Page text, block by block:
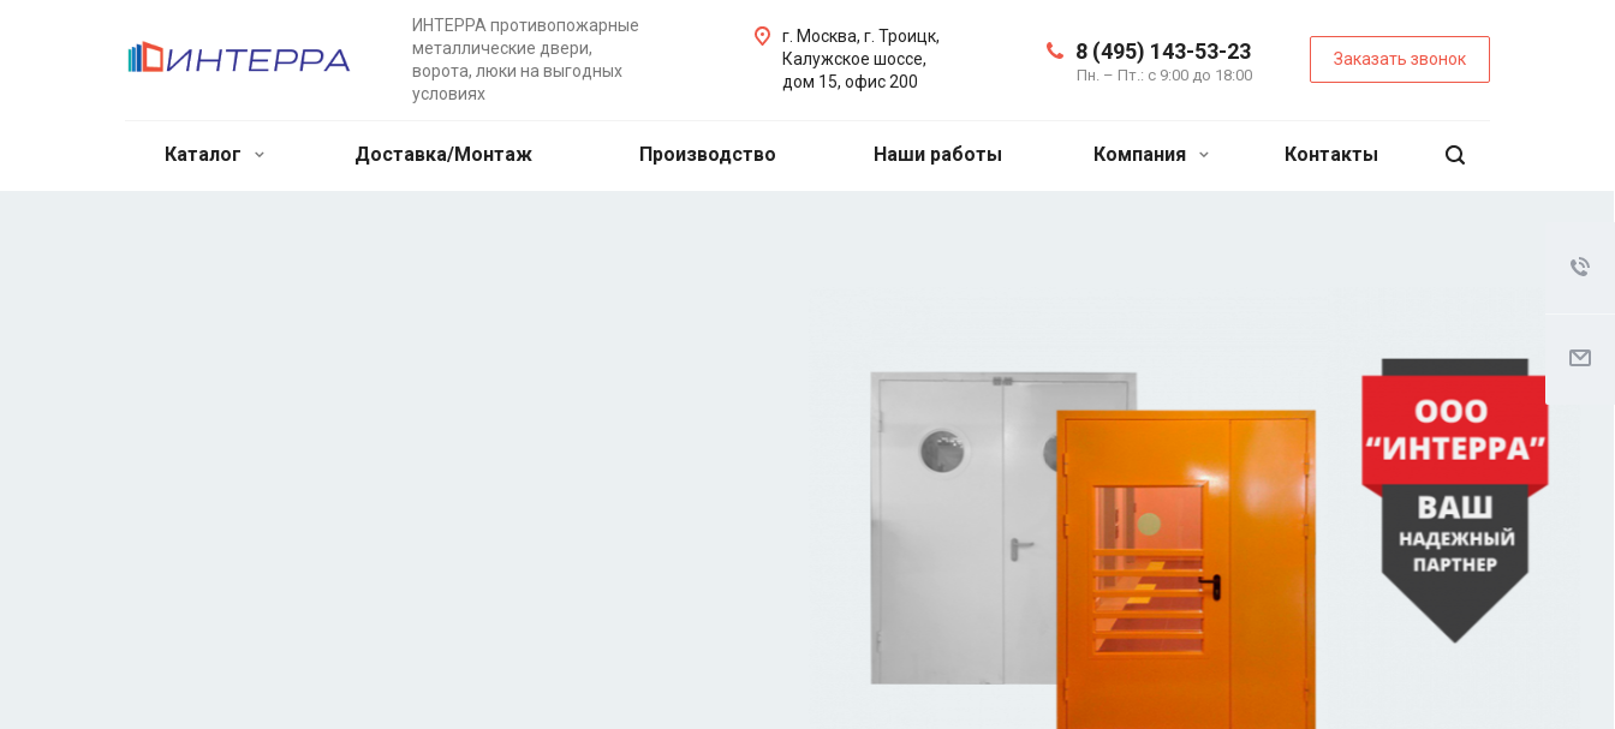
ИНТЕРРА противопожарные
металлические двери,
ворота, люки на выгодных
условиях
8 (495) 143-53-23
Пн. – Пт.: с 9:00 до 18:00
Заказать звонок
г. Москва, г. Троицк,
Калужское шоссе,
дом 15, офис 200
Каталог Доставка/Монтаж Производство Наши работы Компания Контакты